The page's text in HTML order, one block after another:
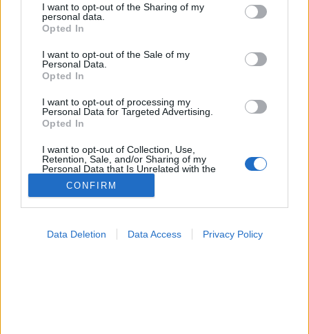
not limited to your visit or usage behaviour. You may click to
grant or deny consent to Google and its third-party tags to
use your data for below specified purposes in below Google
consent section.
I want to opt-out of the Sharing of my
personal data.
Opted In
I want to opt-out of the Sale of my
Personal Data.
Opted In
I want to opt-out of processing my
Personal Data for Targeted Advertising.
Opted In
I want to opt-out of Collection, Use,
Retention, Sale, and/or Sharing of my
Personal Data that Is Unrelated with the
Purposes for which it was collected.
Opted Out
CONFIRM
Data Deletion Data Access Privacy Policy
Betegség
2025. június 16. 14:34